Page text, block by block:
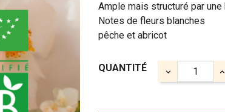
Ample mais structuré par
Notes de fleurs blanches
pêche et abricot
QUANTITÉ